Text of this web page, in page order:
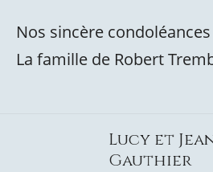
Nos sincère
La famille de Robert
Lucy et
Gauthier